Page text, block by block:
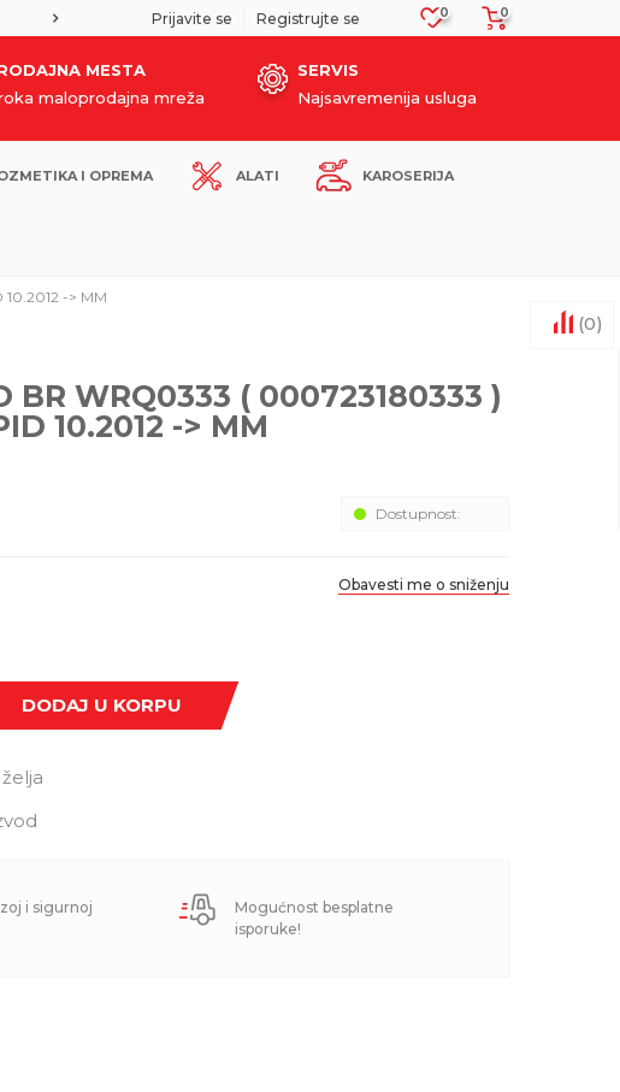
SIGURNO PLAĆANJE PLATNIM KARTICAMA! 0
0
Prijavite se Registrujte se
MESTA
maloprodajna mreža
SERVIS
Najsavremenija usluga
I OPREMA ALATI KAROSERIJA
-> MM
BR WRQ0333 ( 000723180333 )
10.2012 -> MM
Dostupnost:
Obavesti me o sniženju
DODAJ U KORPU
i sigurnoj
Mogućnost besplatne
isporuke!
(0)